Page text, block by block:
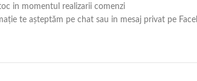
in momentul realizarii comenzi
te așteptăm pe chat sau in mesaj privat pe